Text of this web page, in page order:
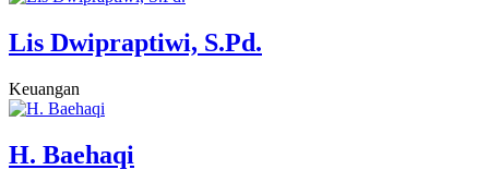
Lis Dwipraptiwi, S.Pd.
Keuangan
H. Baehaqi